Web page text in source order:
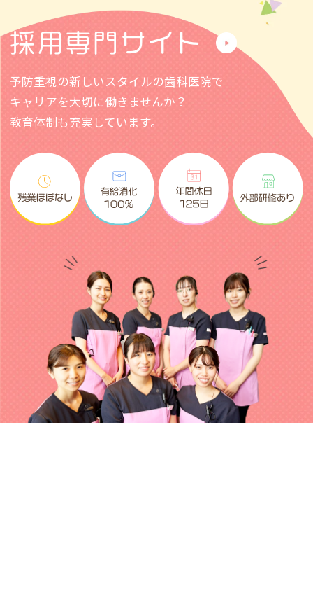
7/20(金)は休診でございます。
お問い合わせやご連絡は診療日に順次対応
させていただきます。
ご迷惑おかけしますが、ご理解の程よろし
くお願いいたします。
2026.07.06
マウスピース矯正（インビザライン）相
談、成人・お子さんの検診、フッ素、ホワ
イトニングなど
7/14(火)12：00、15：45
※先着順で承ります
採用専門サイト
予防重視の新しいスタイルの歯科医院で
キャリアを大切に働きませんか？
教育体制も充実しています。